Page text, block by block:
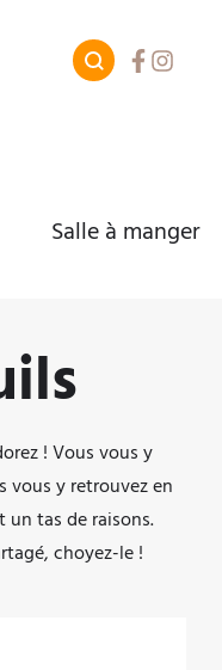
Facebook
Salle à manger
! Vous vous y
vous y retrouvez en
tas de raisons.
choyez-le !